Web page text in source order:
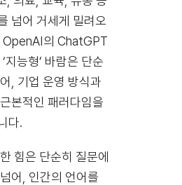
넘어 거세게 밀려오
OpenAI의 ChatGPT
지능형’ 바람은 단순
, 기업 운영 방식과
본적인 패러다임을
다.
힘은 단순히 질문에
어, 인간의 언어를